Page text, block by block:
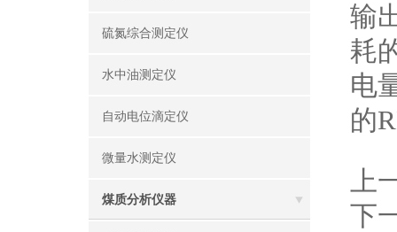
硫氮综合测定仪
水中油测定仪
自动电位滴定仪
微量水测定仪
煤质分析仪器
输
耗
电
的
上
下